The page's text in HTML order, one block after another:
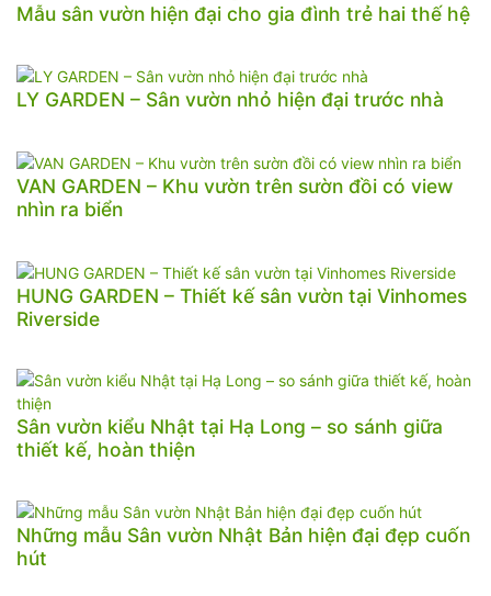
Mẫu sân vườn hiện đại cho gia đình trẻ hai thế hệ
LY GARDEN – Sân vườn nhỏ hiện đại trước nhà
VAN GARDEN – Khu vườn trên sườn đồi có view
nhìn ra biển
HUNG GARDEN – Thiết kế sân vườn tại Vinhomes
Riverside
Sân vườn kiểu Nhật tại Hạ Long – so sánh giữa
thiết kế, hoàn thiện
Những mẫu Sân vườn Nhật Bản hiện đại đẹp cuốn
hút